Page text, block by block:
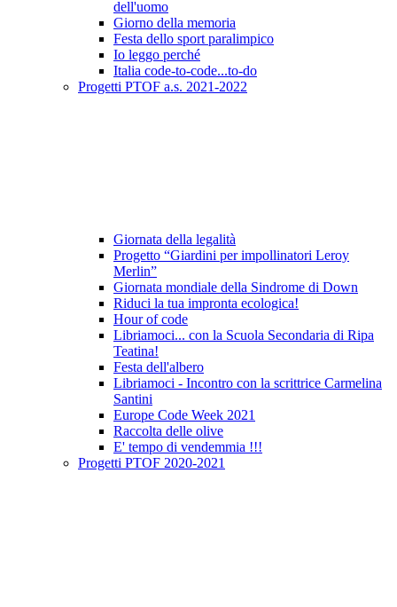
dell'uomo
Giorno della memoria
Festa dello sport paralimpico
Io leggo perché
Italia code-to-code...to-do
Progetti PTOF a.s. 2021-2022
Giornata della legalità
Progetto “Giardini per impollinatori Leroy
Merlin”
Giornata mondiale della Sindrome di Down
Riduci la tua impronta ecologica!
Hour of code
Libriamoci... con la Scuola Secondaria di Ripa
Teatina!
Festa dell'albero
Libriamoci - Incontro con la scrittrice Carmelina
Santini
Europe Code Week 2021
Raccolta delle olive
E' tempo di vendemmia !!!
Progetti PTOF 2020-2021